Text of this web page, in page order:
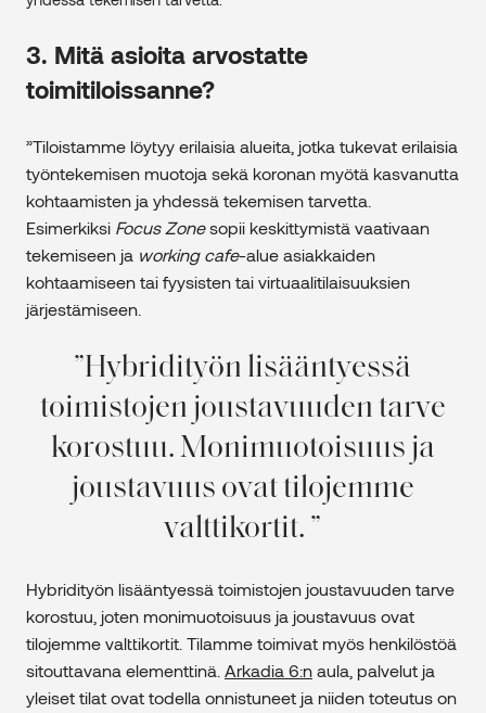
3. Mitä asioita arvostatte
toimitiloissanne?
”Tiloistamme löytyy erilaisia alueita, jotka tukevat erilaisia
työntekemisen muotoja sekä koronan myötä kasvanutta
kohtaamisten ja yhdessä tekemisen tarvetta.
Esimerkiksi Focus Zonesopii keskittymistä vaativaan
tekemiseen ja working cafe-alue asiakkaiden
kohtaamiseen tai fyysisten tai virtuaalitilaisuuksien
järjestämiseen.
Hybridityön lisääntyessä
toimistojen joustavuuden tarve
korostuu. Monimuotoisuus ja
joustavuus ovat tilojemme
valttikortit.
Hybridityön lisääntyessä toimistojen joustavuuden tarve
korostuu, joten monimuotoisuus ja joustavuus ovat
tilojemme valttikortit. Tilamme toimivat myös henkilöstöä
sitouttavana elementtinä. Arkadia 6:n aula, palvelut ja
yleiset tilat ovat todella onnistuneet ja niiden toteutus on